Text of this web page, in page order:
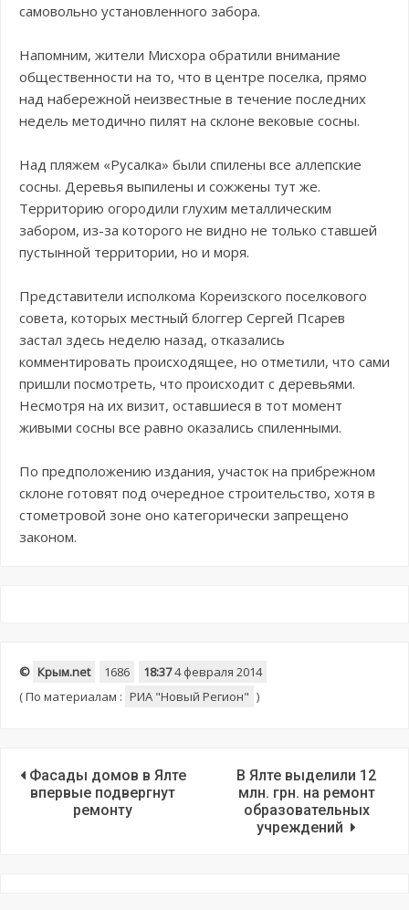
самовольно установленного забора.
Напомним, жители Мисхора обратили внимание
общественности на то, что в центре поселка, прямо
над набережной неизвестные в течение последних
недель методично пилят на склоне вековые сосны.
Над пляжем «Русалка» были спилены все аллепские
сосны. Деревья выпилены и сожжены тут же.
Территорию огородили глухим металлическим
забором, из-за которого не видно не только ставшей
пустынной территории, но и моря.
Представители исполкома Кореизского поселкового
совета, которых местный блоггер Сергей Псарев
застал здесь неделю назад, отказались
комментировать происходящее, но отметили, что сами
пришли посмотреть, что происходит с деревьями.
Несмотря на их визит, оставшиеся в тот момент
живыми сосны все равно оказались спиленными.
По предположению издания, участок на прибрежном
склоне готовят под очередное строительство, хотя в
стометровой зоне оно категорически запрещено
законом.
© Крым.net 1686 18:374 февраля 2014
(По материалам : РИА "Новый Регион" )
Фасады домов в Ялте
впервые подвергнут
ремонту
В Ялте выделили 12
млн. грн. на ремонт
образовательных
учреждений